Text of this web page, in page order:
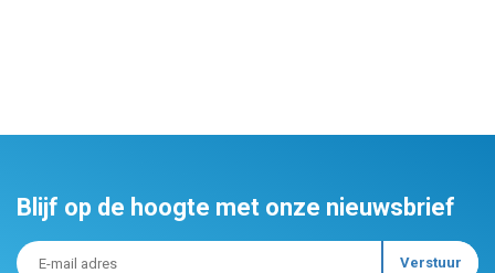
Blijf op de hoogte met onze nieuwsbrief